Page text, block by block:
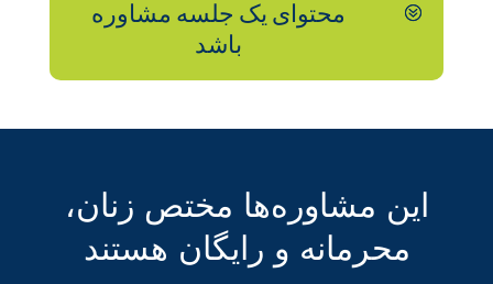
محتوای یک جلسه مشاوره
باشد
این مشاوره‌ها مختص زنان،
محرمانه و رایگان هستند